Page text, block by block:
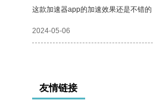
这款加速器app的加速效果还是不错
2024-05-06
友情链接